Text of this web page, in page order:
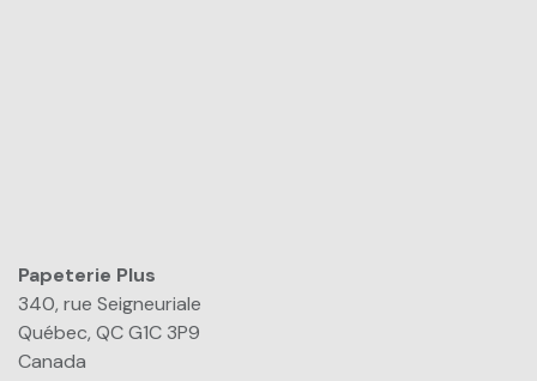
Papeterie Plus​
340, rue Seigneuriale
Québec, QC G1C 3P9
Canada